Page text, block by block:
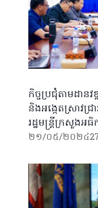
កិច្ចប្រជុំតាមដាន
និងអង្កេតស្រាវ
រដ្ឋមន្រ្តីក្រសួងអធិ
២១/០៥/២០២៤